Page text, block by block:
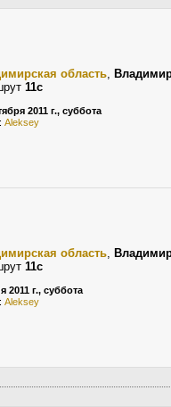
область,
11с
2011 г., суббота
Aleksey
область,
11с
2011 г., суббота
Aleksey